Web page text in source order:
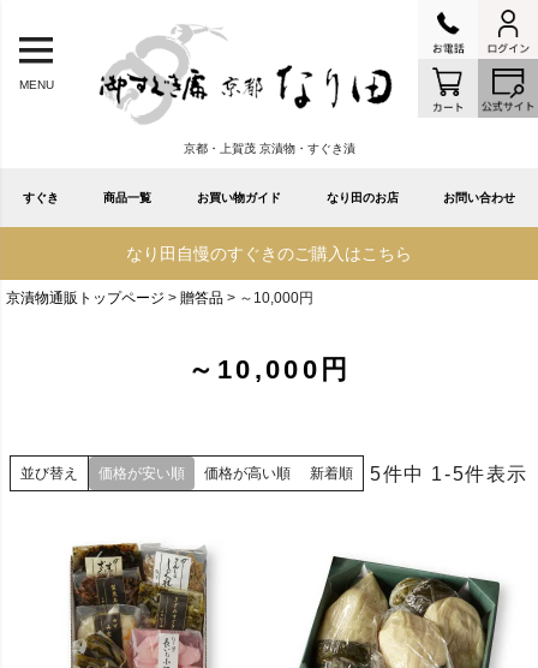
MENU
京都・上賀茂 京漬物・すぐき漬
すぐき 商品一覧 お買い物ガイド なり田のお店 お問い合わせ
なり田自慢のすぐきのご購入はこちら
京漬物通販トップページ 贈答品 ～10,000円
～10,000円
並び替え 価格が安い順 価格が高い順 新着順 5件中 1-5件表示